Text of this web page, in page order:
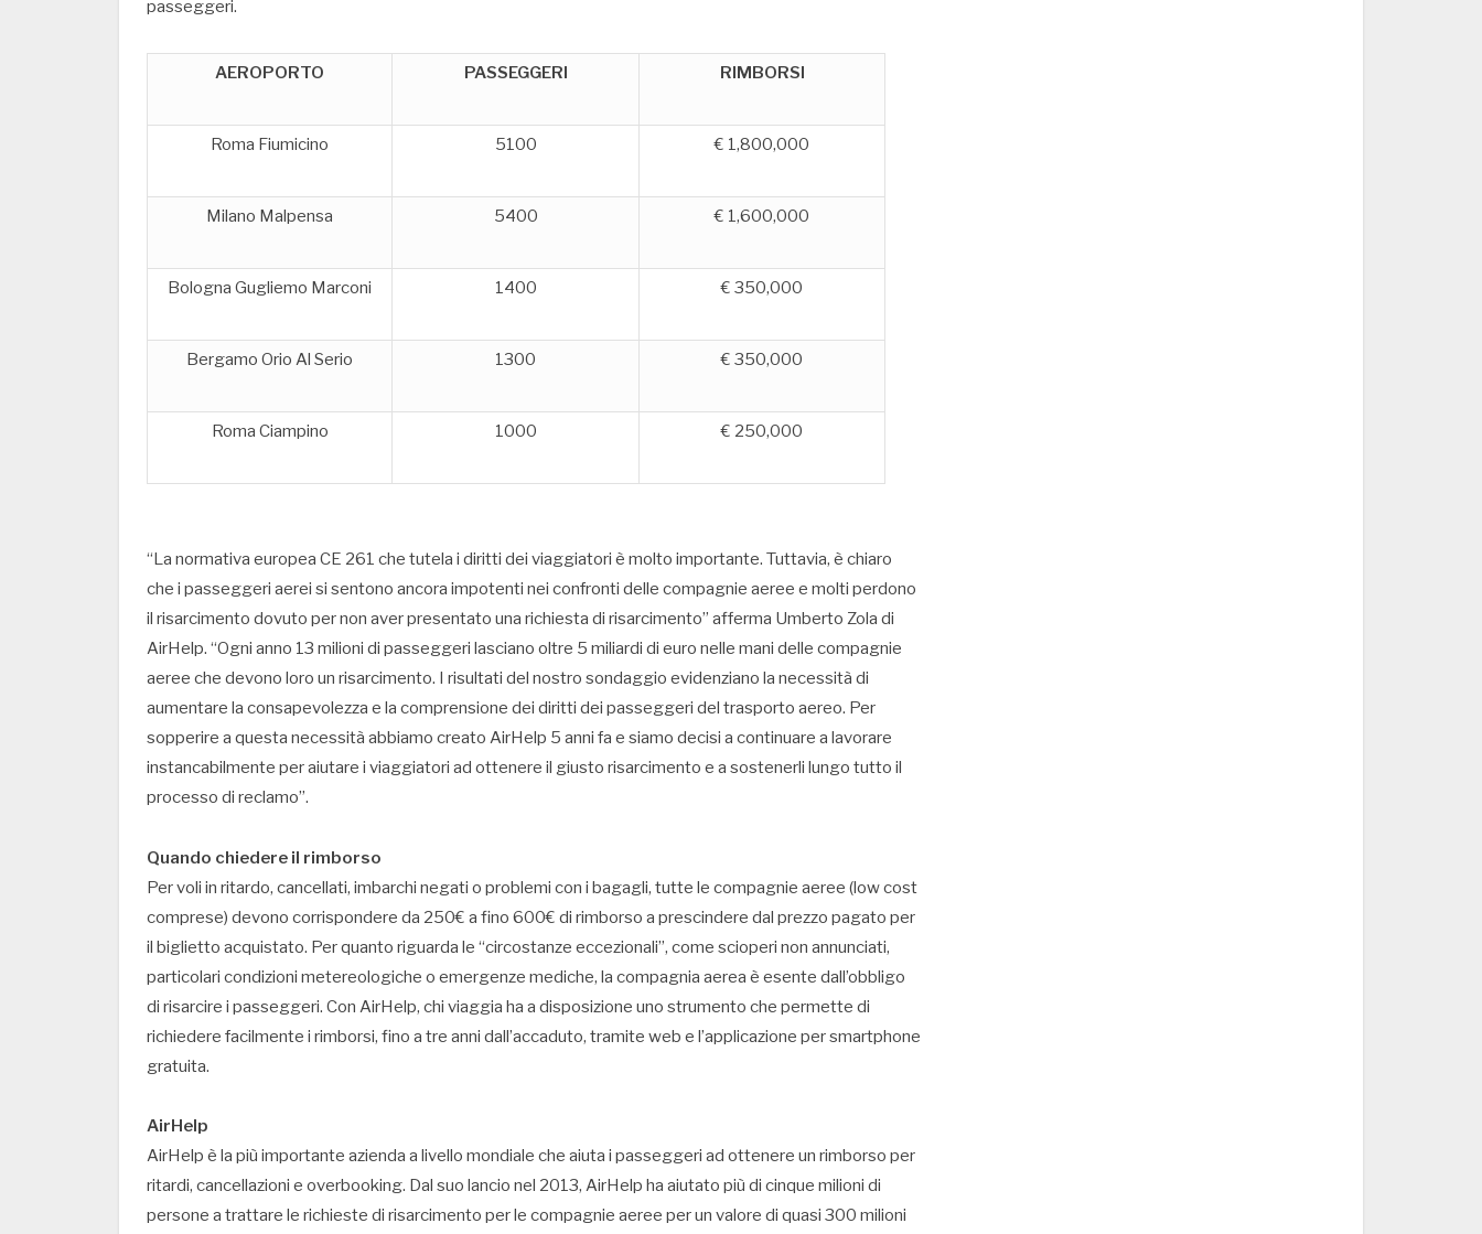
passeggeri.
AEROPORTO PASSEGGERI RIMBORSI
Roma Fiumicino 5100 € 1,800,000
Milano Malpensa 5400 € 1,600,000
Bologna Gugliemo Marconi 1400 € 350,000
Bergamo Orio Al Serio 1300 € 350,000
Roma Ciampino 1000 € 250,000
“La normativa europea CE 261 che tutela i diritti dei viaggiatori è molto importante. Tuttavia, è chiaro
che i passeggeri aerei si sentono ancora impotenti nei confronti delle compagnie aeree e molti perdono
il risarcimento dovuto per non aver presentato una richiesta di risarcimento” afferma Umberto Zola di
AirHelp. “Ogni anno 13 milioni di passeggeri lasciano oltre 5 miliardi di euro nelle mani delle compagnie
aeree che devono loro un risarcimento. I risultati del nostro sondaggio evidenziano la necessità di
aumentare la consapevolezza e la comprensione dei diritti dei passeggeri del trasporto aereo. Per
sopperire a questa necessità abbiamo creato AirHelp 5 anni fa e siamo decisi a continuare a lavorare
instancabilmente per aiutare i viaggiatori ad ottenere il giusto risarcimento e a sostenerli lungo tutto il
processo di reclamo”.
Quando chiedere il rimborso
Per voli in ritardo, cancellati, imbarchi negati o problemi con i bagagli, tutte le compagnie aeree (low cost
comprese) devono corrispondere da 250€ a fino 600€ di rimborso a prescindere dal prezzo pagato per
il biglietto acquistato. Per quanto riguarda le “circostanze eccezionali”, come scioperi non annunciati,
particolari condizioni metereologiche o emergenze mediche, la compagnia aerea è esente dall’obbligo
di risarcire i passeggeri. Con AirHelp, chi viaggia ha a disposizione uno strumento che permette di
richiedere facilmente i rimborsi, fino a tre anni dall’accaduto, tramite web e l’applicazione per smartphone
gratuita.
AirHelp
AirHelp è la più importante azienda a livello mondiale che aiuta i passeggeri ad ottenere un rimborso per
ritardi, cancellazioni e overbooking. Dal suo lancio nel 2013, AirHelp ha aiutato più di cinque milioni di
persone a trattare le richieste di risarcimento per le compagnie aeree per un valore di quasi 300 milioni